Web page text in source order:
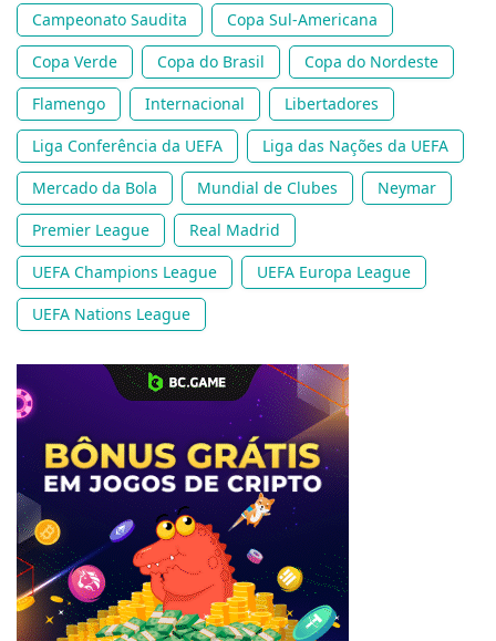
Campeonato Saudita
Copa Sul-Americana
Copa Verde
Copa do Brasil
Copa do Nordeste
Flamengo
Internacional
Libertadores
Liga Conferência da UEFA
Liga das Nações da UEFA
Mercado da Bola
Mundial de Clubes
Neymar
Premier League
Real Madrid
UEFA Champions League
UEFA Europa League
UEFA Nations League
Jogue com responsabilidade. 18+